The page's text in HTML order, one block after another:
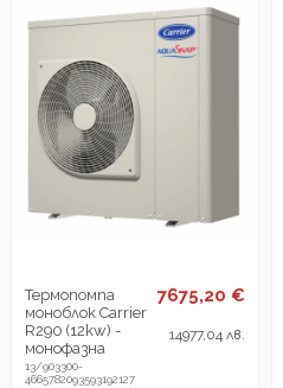
Термопомпа
моноблок Carrier
R290 (12kw) -
монофазна
13/903300-
4665782093593192127
7675,20 €
14977,04 лв.